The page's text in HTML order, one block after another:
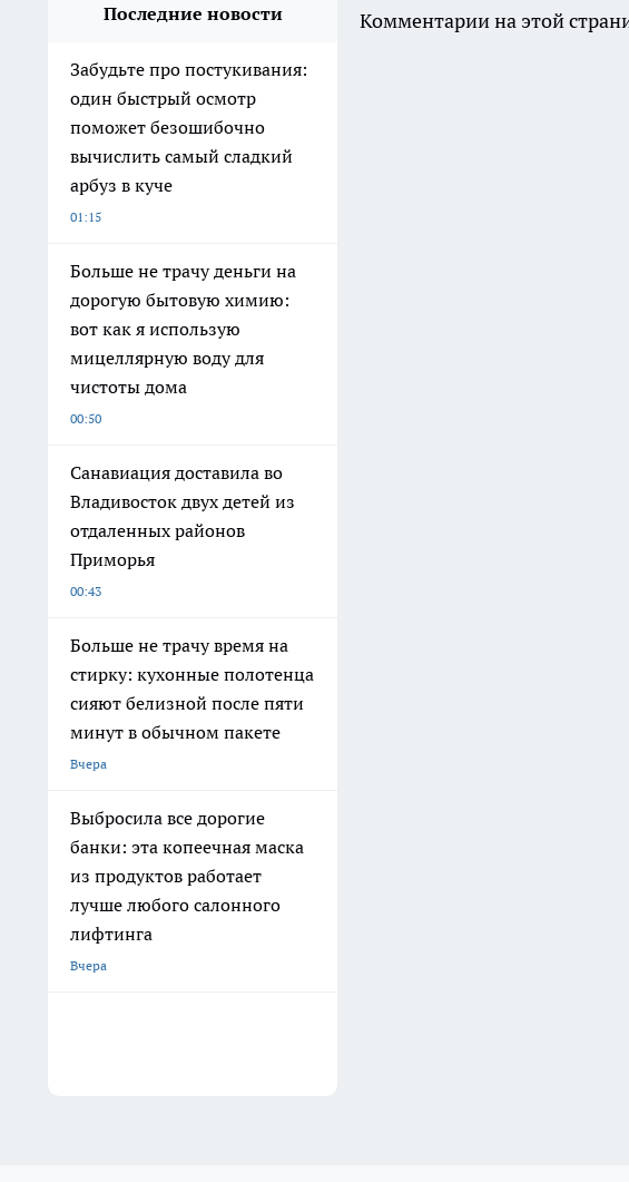
Последние новости
Забудьте про постукивания:
один быстрый осмотр
поможет безошибочно
вычислить самый сладкий
арбуз в куче
01:15
Больше не трачу деньги на
дорогую бытовую химию:
вот как я использую
мицеллярную воду для
чистоты дома
00:50
Санавиация доставила во
Владивосток двух детей из
отдаленных районов
Приморья
00:43
Больше не трачу время на
стирку: кухонные полотенца
сияют белизной после пяти
минут в обычном пакете
Вчера
Выбросила все дорогие
банки: эта копеечная маска
из продуктов работает
лучше любого салонного
лифтинга
Вчера
Комментарии на этой